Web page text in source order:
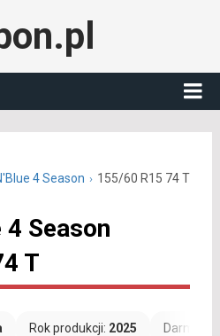
4 Season 155/60 R15 74 T
4 Season
T
Rok produkcji: 2025